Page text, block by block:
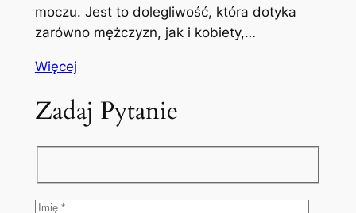
moczu. Jest to dolegliwość, która dotyka
zarówno mężczyzn, jak i kobiety,…
Więcej
Zadaj Pytanie